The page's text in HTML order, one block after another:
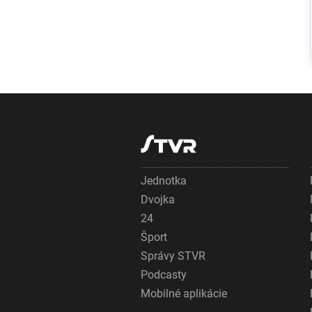
Európu stála
Jednotka
Dvojka
24
Šport
Správy STVR
Podcasty
Mobilné aplikácie